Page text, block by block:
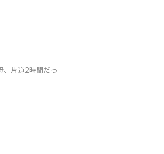
、片道2時間だっ